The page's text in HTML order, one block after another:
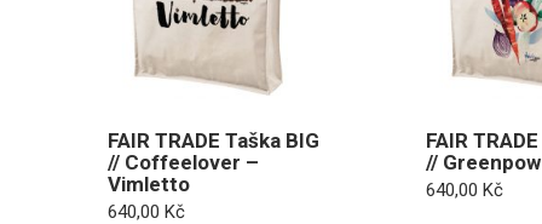
FAIR TRADE Taška BIG
// Coffeelover –
Vimletto
640,00 Kč
FAIR
//
640,00 Kč